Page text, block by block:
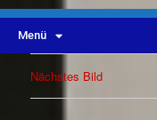
Menü
Nächstes Bild